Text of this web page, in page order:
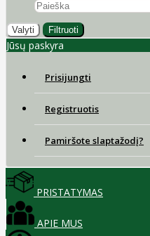
Valyti Filtruoti
Jūsų paskyra
Prisijungti
Registruotis
Pamiršote slaptažodį?
PRISTATYMAS
APIE MUS